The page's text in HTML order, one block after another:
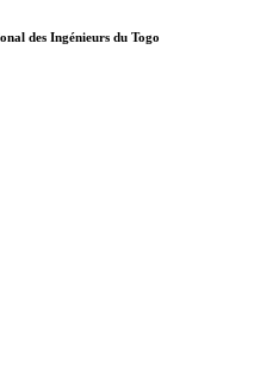
des Ingénieurs du Togo